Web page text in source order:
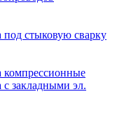
стыковую сварку
закладными эл.